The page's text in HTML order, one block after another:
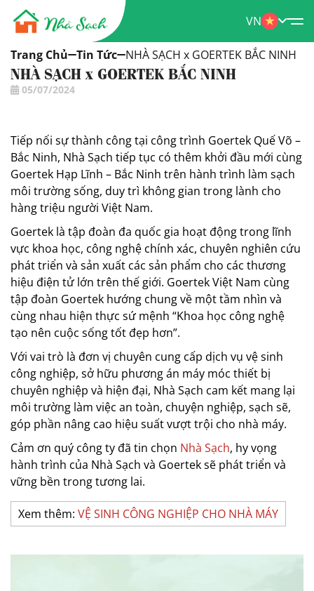
VN
Trang Chủ Tin Tức NHÀ SẠCH x GOERTEK BẮC NINH
NHÀ SẠCH x GOERTEK BẮC NINH
05/07/2024
Tiếp nối sự thành công tại công trình Goertek Quế Võ –
Bắc Ninh, Nhà Sạch tiếp tục có thêm khởi đầu mới cùng
Goertek Hạp Lĩnh – Bắc Ninh trên hành trình làm sạch
môi trường sống, duy trì không gian trong lành cho
hàng triệu người Việt Nam.
Goertek là tập đoàn đa quốc gia hoạt động trong lĩnh
vực khoa học, công nghệ chính xác, chuyên nghiên cứu
phát triển và sản xuất các sản phẩm cho các thương
hiệu điện tử lớn trên thế giới. Goertek Việt Nam cùng
tập đoàn Goertek hướng chung về một tầm nhìn và
cùng nhau hiện thực sứ mệnh “Khoa học công nghệ
tạo nên cuộc sống tốt đẹp hơn”.
Với vai trò là đơn vị chuyên cung cấp dịch vụ vệ sinh
công nghiệp, sở hữu phương án máy móc thiết bị
chuyên nghiệp và hiện đại, Nhà Sạch cam kết mang lại
môi trường làm việc an toàn, chuyện nghiệp, sạch sẽ,
góp phần nâng cao hiệu suất vượt trội cho nhà máy.
Cảm ơn quý công ty đã tin chọn Nhà Sạch, hy vọng
hành trình của Nhà Sạch và Goertek sẽ phát triển và
vững bền trong tương lai.
Xem thêm: VỆ SINH CÔNG NGHIỆP CHO NHÀ MÁY